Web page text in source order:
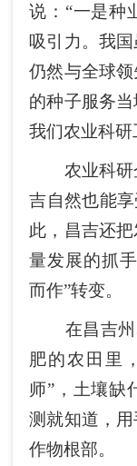
说：“一是种
吸引力。我
仍然与全球
的种子服务
我们农业科
农业科研
吉自然也能
此，昌吉还
量发展的抓
而作”转变。
在昌吉州
肥的农田里
师”，土壤缺
测就知道，
作物根部。